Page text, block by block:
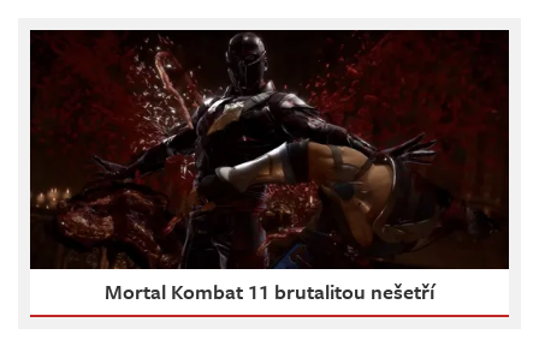
Mortal Kombat 11 brutalitou nešetří